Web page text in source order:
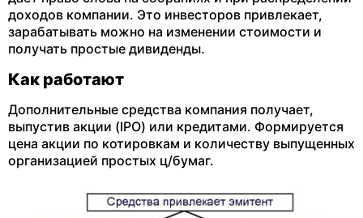
доходов компании. Это инвесторов привлекает,
зарабатывать можно на изменении стоимости и
получать простые дивиденды.
Как работают
Дополнительные средства компания получает,
выпустив акции (IPO) или кредитами. Формируется
цена акции по котировкам и количеству выпущенных
организацией простых ц/бумаг.